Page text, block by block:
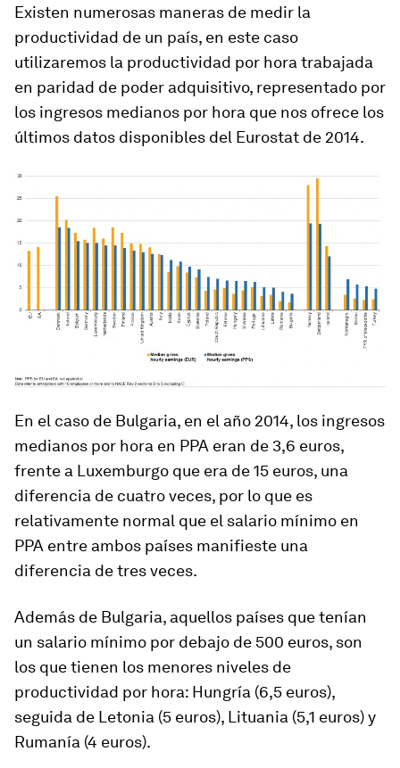
Existen numerosas maneras de medir la
productividad de un país, en este caso
utilizaremos la productividad por hora trabajada
en paridad de poder adquisitivo, representado por
los ingresos medianos por hora que nos ofrece los
últimos datos disponibles del Eurostat de 2014.
En el caso de Bulgaria, en el año 2014, los ingresos
medianos por hora en PPA eran de 3,6 euros,
frente a Luxemburgo que era de 15 euros, una
diferencia de cuatro veces, por lo que es
relativamente normal que el salario mínimo en
PPA entre ambos países manifieste una
diferencia de tres veces.
Además de Bulgaria, aquellos países que tenían
un salario mínimo por debajo de 500 euros, son
los que tienen los menores niveles de
productividad por hora: Hungría (6,5 euros),
seguida de Letonia (5 euros), Lituania (5,1 euros) y
Rumanía (4 euros).